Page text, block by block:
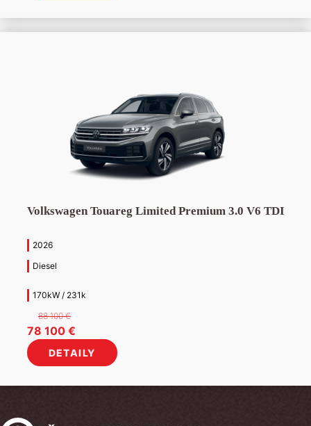
570 €.
570 €.
Volkswagen Touareg Limited Premium 3.0 V6 TDI
2026
Diesel
170kW / 231k
88 100€
Pôvodná
cena
bola:
78 100 €Aktuálna
cena
je:
DETAILY